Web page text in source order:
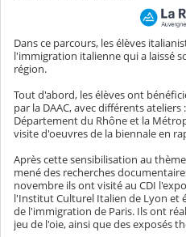
Dans ce parcours, les élèves
l'immigration italienne qui a laissé
région.
Tout d'abord, les élèves ont
par la DAAC, avec différents
Département du Rhône et la
visite d'oeuvres de la biennale en
Après cette sensibilisation au
mené des recherches
novembre ils ont visité au CDI
l'Institut Culturel Italien de Lyon et
de l'immigration de Paris. Ils ont
jeu de l'oie, ainsi que des exposés